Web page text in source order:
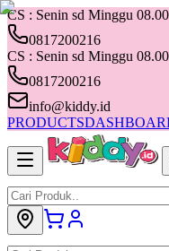
CS : Senin sd Minggu
0817200216
CS : Senin sd Minggu
0817200216
info@kiddy.id
PRODUCTS